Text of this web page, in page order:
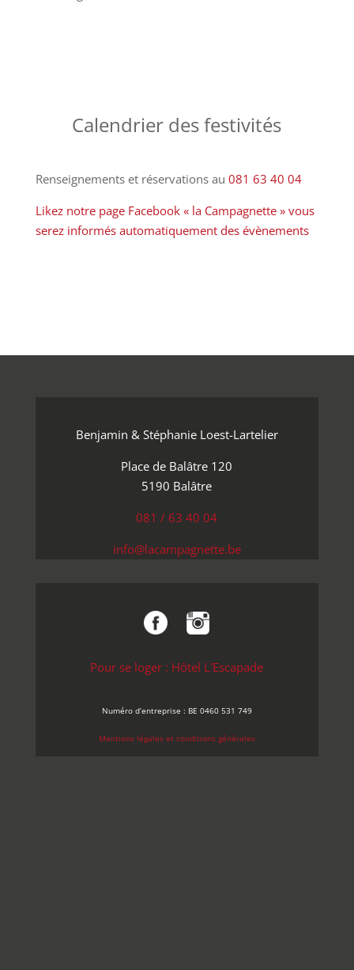
Calendrier des festivités
Renseignements et réservations au 081 63 40 04
Likez notre page Facebook « la Campagnette » vous
serez informés automatiquement des évènements
Benjamin & Stéphanie Loest-Lartelier
Place de Balâtre 120
5190 Balâtre
081 / 63 40 04
info@lacampagnette.be
Pour se loger : Hôtel L'Escapade
Numéro d’entreprise : BE 0460 531 749
Mentions légales et conditions générales